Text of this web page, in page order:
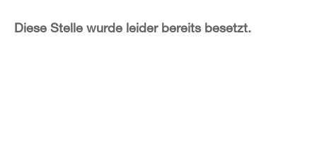
Diese Stelle wurde leider bereits besetzt.